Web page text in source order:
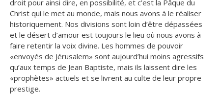
droit pour ainsi dire, en possibilité, et c’est la Pâque du
Christ qui le met au monde, mais nous avons à le réaliser
historiquement. Nos divisions sont loin d’être dépassées
et le désert d’amour est toujours le lieu où nous avons à
faire retentir la voix divine. Les hommes de pouvoir
«envoyés de Jérusalem» sont aujourd’hui moins agressifs
qu’aux temps de Jean Baptiste, mais ils laissent dire les
«prophètes» actuels et se livrent au culte de leur propre
prestige.